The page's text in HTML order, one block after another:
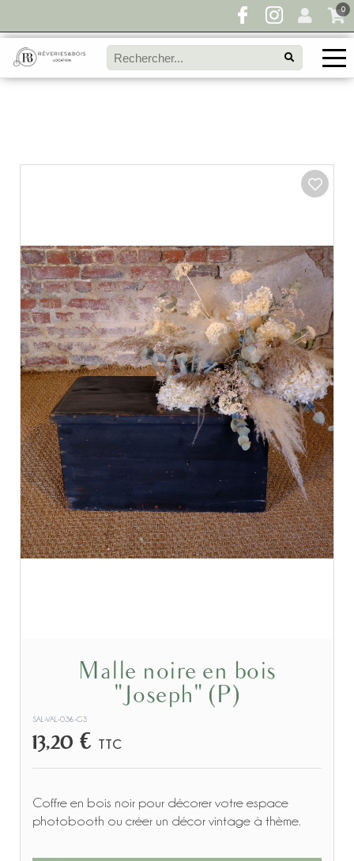
0
Pour toute demande de disponibilité, remplissez
Malle noire en bois
"Joseph" (P)
SAL-VAL-036-G3
13,20 € TTC
Coffre en bois noir pour décorer votre espace
photobooth ou créer un décor vintage à thème.